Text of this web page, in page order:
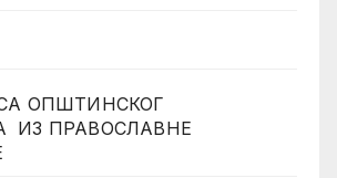
ОПШТИНСКОГ
ИЗ ПРАВОСЛАВНЕ